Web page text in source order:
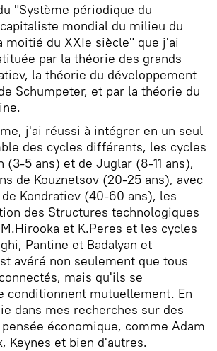
"Système périodique du
mondial du milieu du
moitié du XXIe siècle" que j'ai
par la théorie des grands
la théorie du développement
Schumpeter, et par la théorie du
j'ai réussi à intégrer en un seul
des cycles différents, les cycles
(3-5 ans) et de Juglar (8-11 ans),
de Kouznetsov (20-25 ans), avec
Kondratiev (40-60 ans), les
des Structures technologiques
et K.Peres et les cycles
Pantine et Badalyan et
avéré non seulement que tous
mais qu'ils se
conditionnent mutuellement. En
dans mes recherches sur des
économique, comme Adam
Keynes et bien d'autres.